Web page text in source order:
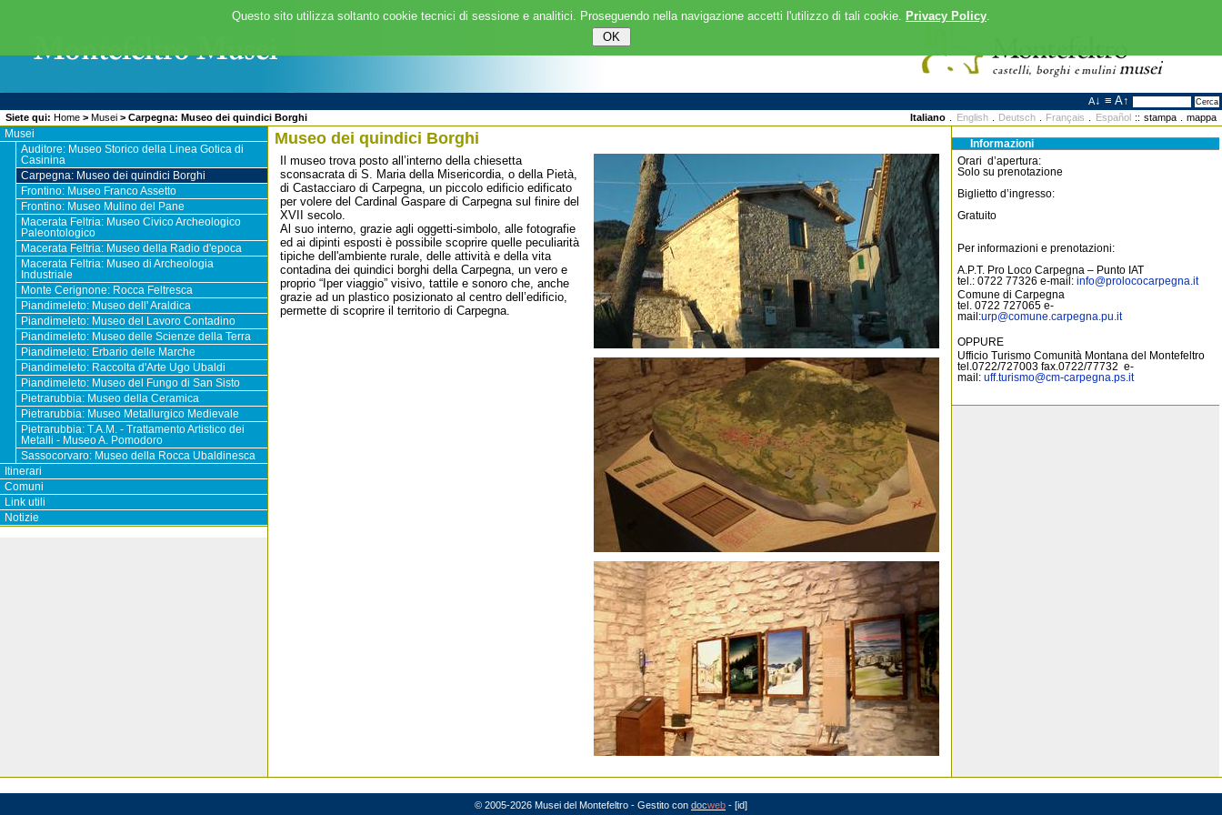
A↓ ≡ A↑ Cerca
Italiano English. Deutsch. Français Español::stampa .mappa
Siete qui: Home> Musei> Carpegna: Museo dei quindici Borghi
Musei
Auditore: Museo Storico della Linea Gotica di
Casinina
Carpegna: Museo dei quindici Borghi
Frontino: Museo Franco Assetto
Frontino: Museo Mulino del Pane
Macerata Feltria: Museo Civico Archeologico
Paleontologico
Macerata Feltria: Museo della Radio d'epoca
Macerata Feltria: Museo di Archeologia
Industriale
Monte Cerignone: Rocca Feltresca
Piandimeleto: Museo dell' Araldica
Piandimeleto: Museo del Lavoro Contadino
Piandimeleto: Museo delle Scienze della Terra
Piandimeleto: Erbario delle Marche
Piandimeleto: Raccolta d'Arte Ugo Ubaldi
Piandimeleto: Museo del Fungo di San Sisto
Pietrarubbia: Museo della Ceramica
Pietrarubbia: Museo Metallurgico Medievale
Pietrarubbia: T.A.M. - Trattamento Artistico dei
Metalli - Museo A. Pomodoro
Sassocorvaro: Museo della Rocca Ubaldinesca
Itinerari
Comuni
Link utili
Notizie
Museo dei quindici Borghi
Il museo trova posto all’interno della chiesetta
sconsacrata di S. Maria della Misericordia, o della Pietà,
di Castacciaro di Carpegna, un piccolo edificio edificato
per volere del Cardinal Gaspare di Carpegna sul finire del
XVII secolo.
Al suo interno, grazie agli oggetti-simbolo, alle fotografie
ed ai dipinti esposti è possibile scoprire quelle peculiarità
tipiche dell'ambiente rurale, delle attività e della vita
contadina dei quindici borghi della Carpegna, un vero e
proprio “Iper viaggio” visivo, tattile e sonoro che, anche
grazie ad un plastico posizionato al centro dell’edificio,
permette di scoprire il territorio di Carpegna.
Informazioni
Orari d’apertura:
Solo su prenotazione
Biglietto d’ingresso:
Gratuito
Per informazioni e prenotazioni:
A.P.T. Pro Loco Carpegna – Punto IAT
tel.: 0722 77326 e-mail:info@prolococarpegna.it
Comune di Carpegna
tel. 0722 727065 e-
mail:urp@comune.carpegna.pu.it
OPPURE
Ufficio Turismo Comunità Montana del Montefeltro
tel.0722/727003 fax.0722/77732 e-
mail:uff.turismo@cm-carpegna.ps.it
© 2005-2026 Musei del Montefeltro - Gestito con docweb - [id]
Questo sito utilizza soltanto cookie tecnici di sessione e analitici. Proseguendo nella navigazione accetti l'utilizzo di tali cookie. Privacy Policy.